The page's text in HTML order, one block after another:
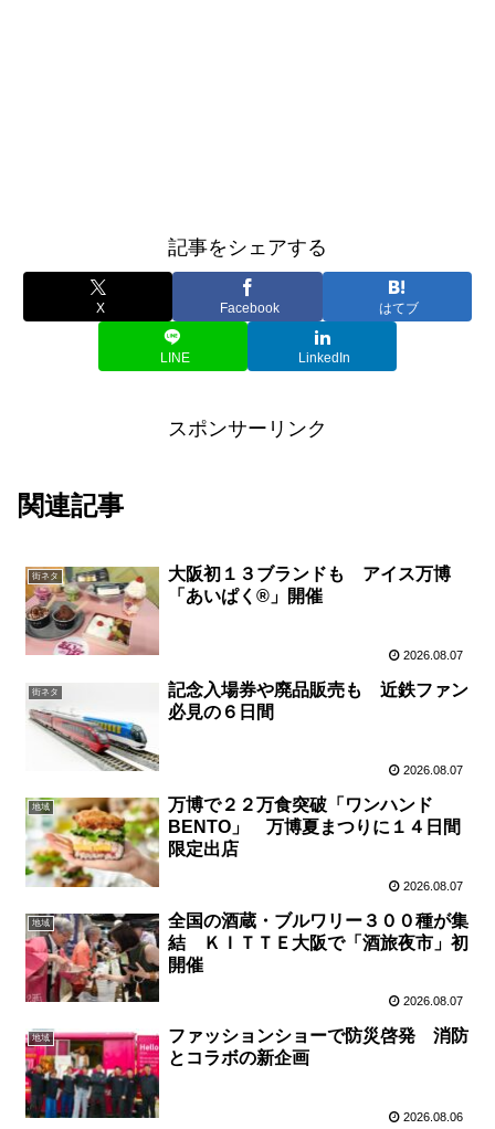
記事をシェアする
X Facebook はてブ
LINE LinkedIn
スポンサーリンク
関連記事
街ネタ
大阪初１３ブランドも アイス万博
「あいぱく®」開催
2026.08.07
街ネタ
記念入場券や廃品販売も 近鉄ファン
必見の６日間
2026.08.07
地域
万博で２２万食突破「ワンハンド
BENTO」 万博夏まつりに１４日間
限定出店
2026.08.07
地域
全国の酒蔵・ブルワリー３００種が集
結 ＫＩＴＴＥ大阪で「酒旅夜市」初
開催
2026.08.07
地域
ファッションショーで防災啓発 消防
とコラボの新企画
2026.08.06